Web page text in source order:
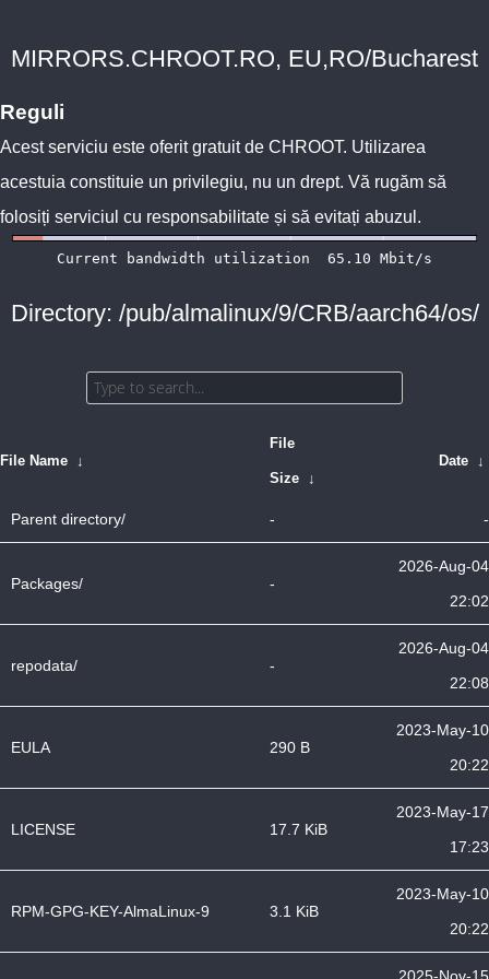
MIRRORS.CHROOT.RO, EU,RO/Bucharest
Reguli
Acest serviciu este oferit gratuit de CHROOT. Utilizarea
acestuia constituie un privilegiu, nu un drept. Vă rugăm să
folosiți serviciul cu responsabilitate și să evitați abuzul.
Directory: /pub/almalinux/9/CRB/aarch64/os/
File Name ↓
File
Size ↓
Date ↓
Parent directory/ - -
Packages/ -
2026-Aug-04
22:02
repodata/ -
2026-Aug-04
22:08
EULA 290 B
2023-May-10
20:22
LICENSE 17.7 KiB
2023-May-17
17:23
RPM-GPG-KEY-AlmaLinux-9 3.1 KiB
2023-May-10
20:22